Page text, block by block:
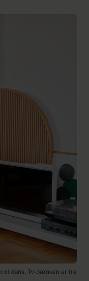
til dans. Tv-bænken er fra